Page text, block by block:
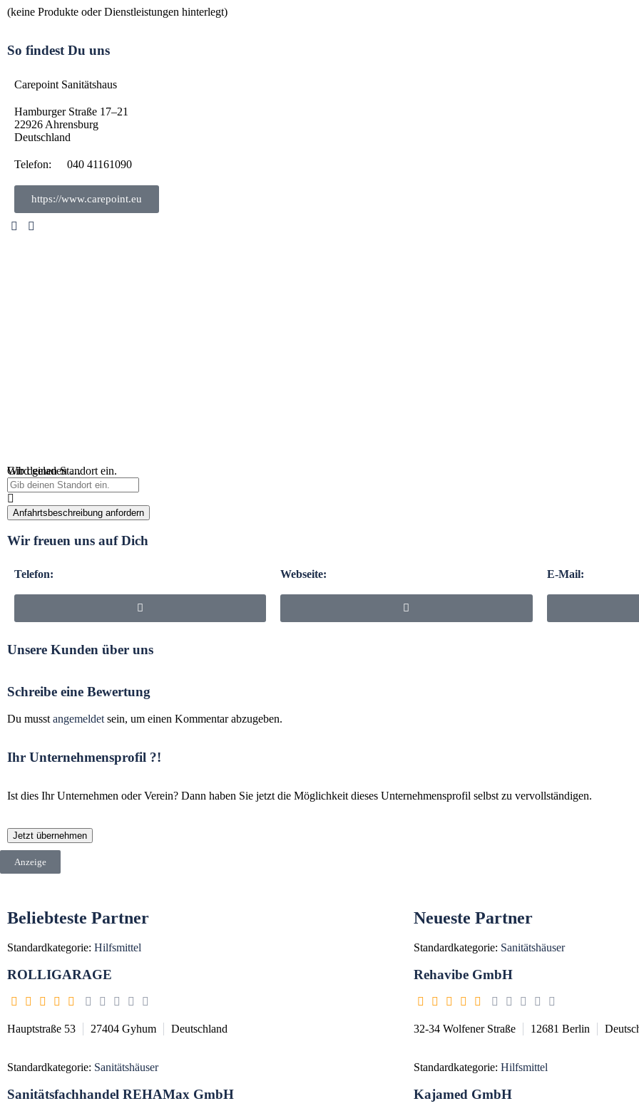
(keine Produkte oder Dienstleistungen hinterlegt)
So findest Du uns
Carepoint Sanitätshaus
Hamburger Straße 17–21
22926 Ahrensburg
Deutschland
Telefon: 040 41161090
https://www.carepoint.eu
Wird geladen …
Gib deinen Standort ein.
Anfahrtsbeschreibung anfordern
Wir freuen uns auf Dich
Telefon: Webseite: E-Mail:
Unsere Kunden über uns
Schreibe eine Bewertung
Du musstangemeldetsein, um einen Kommentar abzugeben.
Ihr Unternehmensprofil ?!
Ist dies Ihr Unternehmen oder Verein? Dann haben Sie jetzt die Möglichkeit dieses Unternehmensprofil selbst zu vervollständigen.
Jetzt übernehmen
Anzeige
Beliebteste Partner
Standardkategorie: Hilfsmittel
ROLLIGARAGE
Hauptstraße 53 27404 Gyhum Deutschland
Standardkategorie: Sanitätshäuser
Sanitätsfachhandel REHAMax GmbH
Neueste Partner
Standardkategorie: Sanitätshäuser
Rehavibe GmbH
32-34 Wolfener Straße 12681 Berlin
Standardkategorie: Hilfsmittel
Kajamed GmbH